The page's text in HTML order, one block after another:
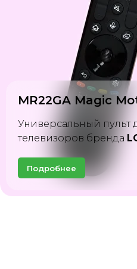
MR20GA Magic
Универсальный пульт
для телевизоров
Подробнее